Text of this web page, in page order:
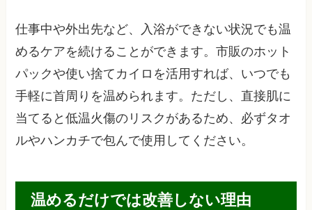
仕事中や外出先など、入浴ができない状況でも温
めるケアを続けることができます。市販のホット
パックや使い捨てカイロを活用すれば、いつでも
手軽に首周りを温められます。ただし、直接肌に
当てると低温火傷のリスクがあるため、必ずタオ
ルやハンカチで包んで使用してください。
温めるだけでは改善しない理由